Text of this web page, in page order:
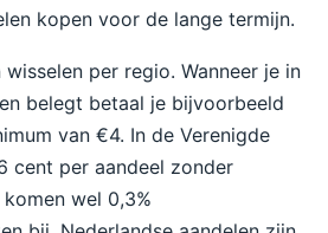
kopen voor de lange termijn.
per regio. Wanneer je in
belegt betaal je bijvoorbeeld
van €4. In de Verenigde
cent per aandeel zonder
wel 0,3%